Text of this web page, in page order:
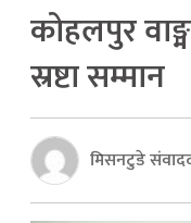
कोहलपुर
स्रष्टा सम्मान
मिसनटुडे